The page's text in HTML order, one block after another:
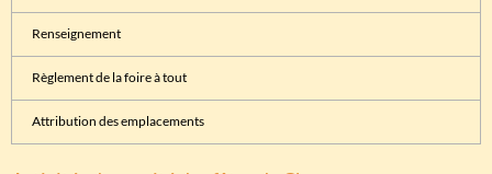
Renseignement
Règlement de la foire à tout
Attribution des emplacements